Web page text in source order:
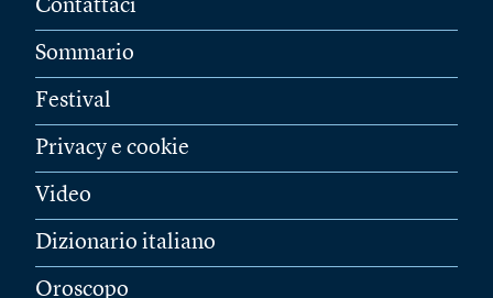
Contattaci
Sommario
Festival
Privacy e cookie
Video
Dizionario italiano
Oroscopo